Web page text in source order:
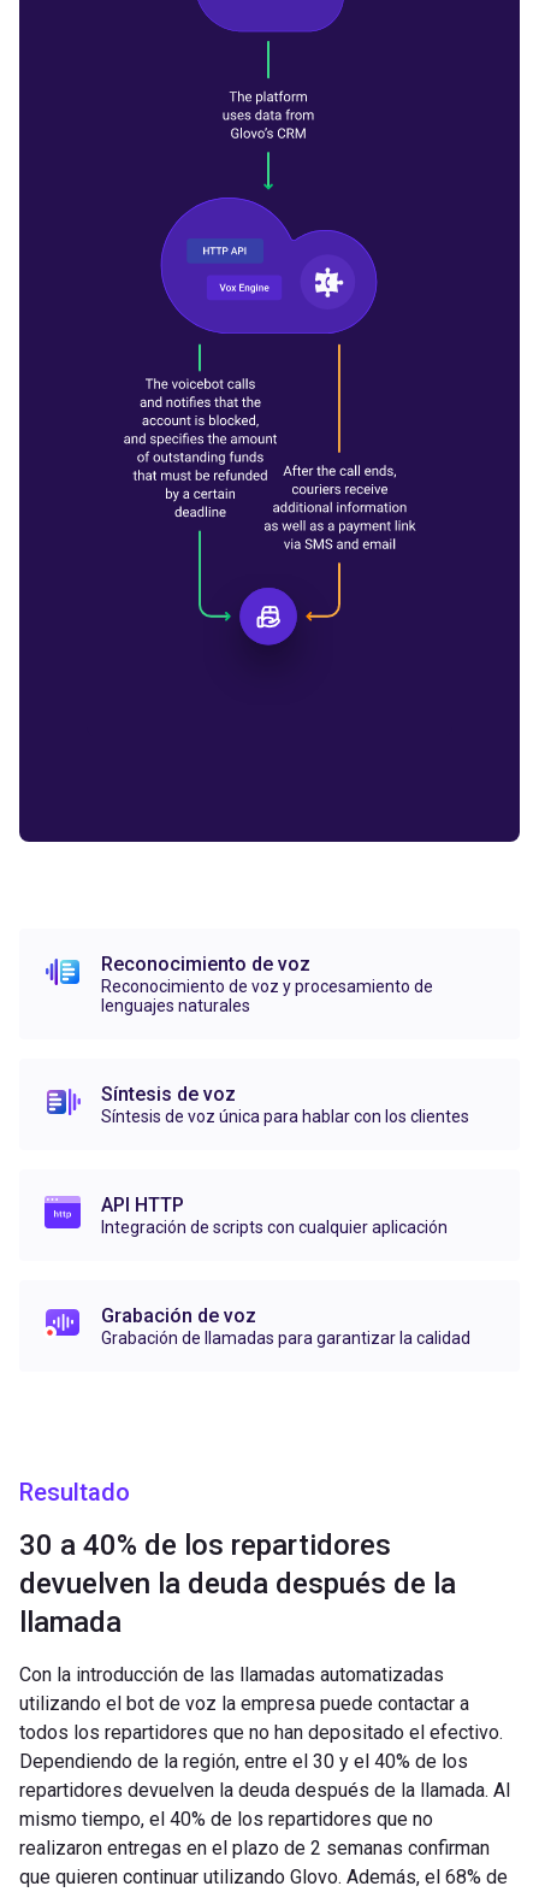
Reconocimiento de voz
Reconocimiento de voz y procesamiento de
lenguajes naturales
Síntesis de voz
Síntesis de voz única para hablar con los clientes
API HTTP
Integración de scripts con cualquier aplicación
Grabación de voz
Grabación de llamadas para garantizar la calidad
Resultado
30 a 40% de los repartidores
devuelven la deuda después de la
llamada
Con la introducción de las llamadas automatizadas
utilizando el bot de voz la empresa puede contactar a
todos los repartidores que no han depositado el efectivo.
Dependiendo de la región, entre el 30 y el 40% de los
repartidores devuelven la deuda después de la llamada. Al
mismo tiempo, el 40% de los repartidores que no
realizaron entregas en el plazo de 2 semanas confirman
que quieren continuar utilizando Glovo. Además, el 68% de